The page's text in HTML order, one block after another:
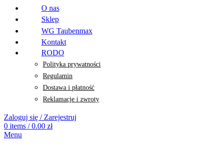
O nas
Sklep
WG Taubenmax
Kontakt
RODO
Polityka prywatności
Regulamin
Dostawa i płatność
Reklamacje i zwroty
Zaloguj się / Zarejestruj
0 items / 0.00 zł
Menu